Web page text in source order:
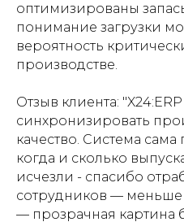
оптимизированы
понимание загрузки
вероятность
производстве.
Отзыв клиента:
синхронизировать
качество. Система сама
когда и сколько
исчезли - спасибо
сотрудников — меньше
— прозрачная картина